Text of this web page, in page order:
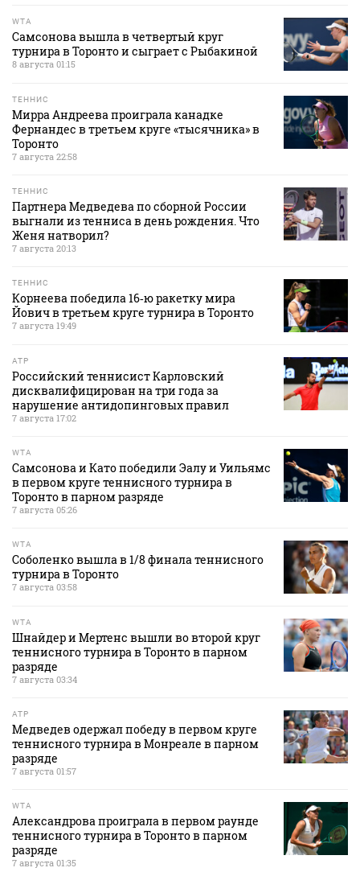
WTA
Самсонова вышла в четвертый круг
турнира в Торонто и сыграет с Рыбакиной
8 августа 01:15
ТЕННИС
Мирра Андреева проиграла канадке
Фернандес в третьем круге «тысячника» в
Торонто
7 августа 22:58
ТЕННИС
Партнера Медведева по сборной России
выгнали из тенниса в день рождения. Что
Женя натворил?
7 августа 20:13
ТЕННИС
Корнеева победила 16‑ю ракетку мира
Йович в третьем круге турнира в Торонто
7 августа 19:49
ATP
Российский теннисист Карловский
дисквалифицирован на три года за
нарушение антидопинговых правил
7 августа 17:02
WTA
Самсонова и Като победили Эалу и Уильямс
в первом круге теннисного турнира в
Торонто в парном разряде
7 августа 05:26
WTA
Соболенко вышла в 1/8 финала теннисного
турнира в Торонто
7 августа 03:58
WTA
Шнайдер и Мертенс вышли во второй круг
теннисного турнира в Торонто в парном
разряде
7 августа 03:34
ATP
Медведев одержал победу в первом круге
теннисного турнира в Монреале в парном
разряде
7 августа 01:57
WTA
Александрова проиграла в первом раунде
теннисного турнира в Торонто в парном
разряде
7 августа 01:35